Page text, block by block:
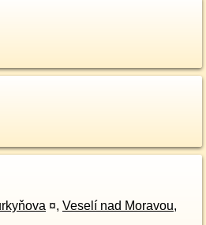
¤, Veselí nad Moravou,